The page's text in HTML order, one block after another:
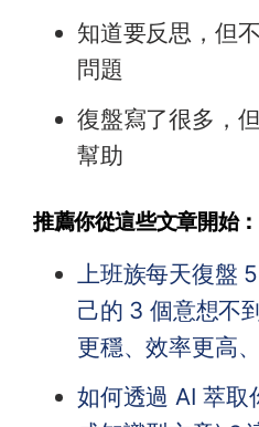
知道要反思，但
問題
復盤寫了很多，
幫助
推薦你從這些文章開始：
上班族每天復盤
己的 3 個意想不
更穩、效率更高
如何透過 AI 萃取